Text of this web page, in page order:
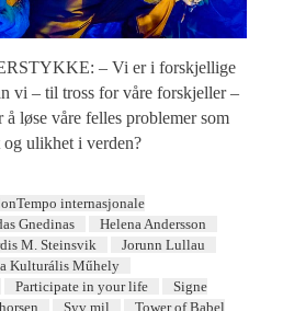
– Vi er i forskjellige
vi – til tross for våre forskjeller –
løse våre felles problemer som
ulikhet i verden?
internasjonale
Gnedinas
Helena Andersson
M. Steinsvik
Jorunn Lullau
Kulturális Műhely
Participate in your life
Signe
Syv mil
Tower of Babel